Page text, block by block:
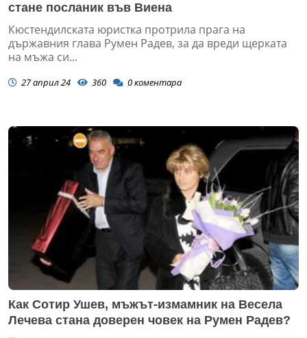
стане посланик във Виена
Кюстендилската юристка протрила прага на
държавния глава Румен Радев, за да вреди щерката
на мъжа си...
27 април 24 360 0коментара
Как Сотир Ушев, мъжът-измамник на Весела
Лечева стана доверен човек на Румен Радев?